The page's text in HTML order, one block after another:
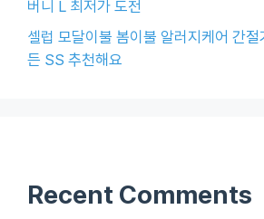
버니 L 최저가 도전
셀럽 모달이불 봄이불 알러지케어 간
든 SS 추천해요
Recent Comments